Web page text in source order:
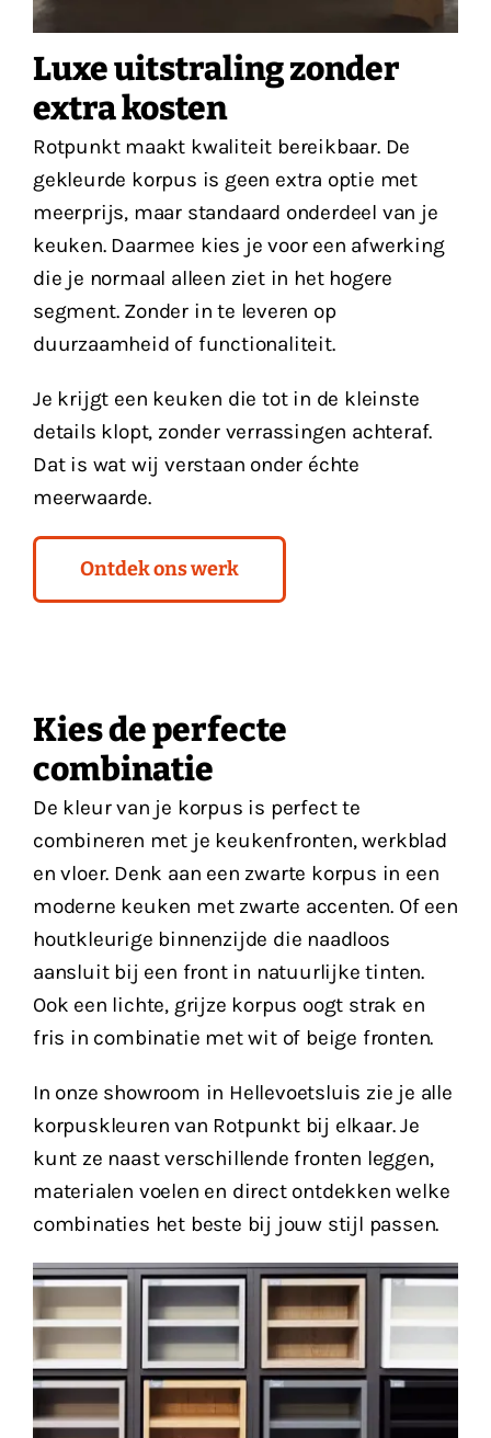
Luxe uitstraling zonder
extra kosten
Rotpunkt maakt kwaliteit bereikbaar. De
gekleurde korpus is geen extra optie met
meerprijs, maar standaard onderdeel van je
keuken. Daarmee kies je voor een afwerking
die je normaal alleen ziet in het hogere
segment. Zonder in te leveren op
duurzaamheid of functionaliteit.
Je krijgt een keuken die tot in de kleinste
details klopt, zonder verrassingen achteraf.
Dat is wat wij verstaan onder échte
meerwaarde.
Ontdek ons werk
Kies de perfecte
combinatie
De kleur van je korpus is perfect te
combineren met je keukenfronten, werkblad
en vloer. Denk aan een zwarte korpus in een
moderne keuken met zwarte accenten. Of een
houtkleurige binnenzijde die naadloos
aansluit bij een front in natuurlijke tinten.
Ook een lichte, grijze korpus oogt strak en
fris in combinatie met wit of beige fronten.
In onze showroom in Hellevoetsluis zie je alle
korpuskleuren van Rotpunkt bij elkaar. Je
kunt ze naast verschillende fronten leggen,
materialen voelen en direct ontdekken welke
combinaties het beste bij jouw stijl passen.